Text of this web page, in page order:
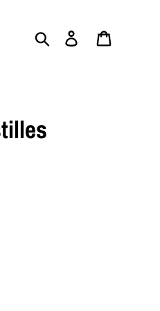
RechercherSe connecter